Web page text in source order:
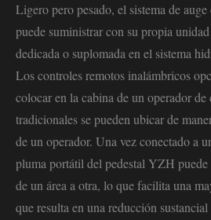
Ligero pero pesado, el sistema de
puede suministrar con su propia
dedicada o suplomada en el sistema
Los controles remotos inalámbricos
colocar en la cabina de un operador
tradicionales se pueden ubicar de
de un operador. Una vez conectado a
pluma portátil del pedestal YZH puede
de un área a otra, lo que facilita una
que resulta en una reducción